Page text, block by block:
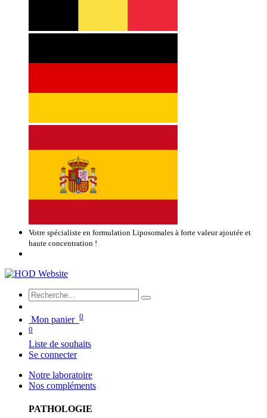
Votre spécialiste en formulation Liposomales à forte valeur ajoutée et
haute concentration !
Mon panier 0
0
Liste de souhaits
Se connecter
Notre laboratoire
Nos compléments
PATHOLOGIE